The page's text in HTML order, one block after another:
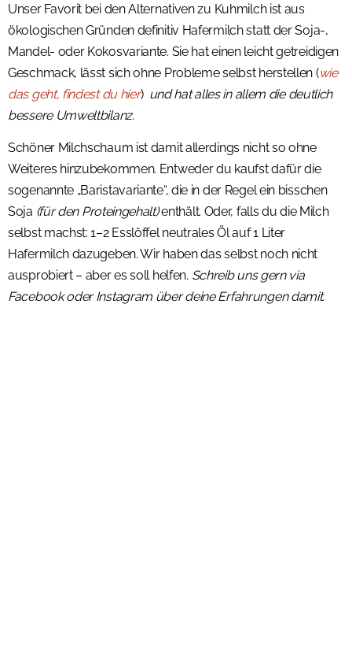
Unser Favorit bei den Alternativen zu Kuhmilch ist aus
ökologischen Gründen definitiv Hafermilch statt der Soja-,
Mandel- oder Kokosvariante. Sie hat einen leicht getreidigen
Geschmack, lässt sich ohne Probleme selbst herstellen (wie
das geht, findest du hier) und hat alles in allem die deutlich
bessere Umweltbilanz.
Schöner Milchschaum ist damit allerdings nicht so ohne
Weiteres hinzubekommen. Entweder du kaufst dafür die
sogenannte „Baristavariante“, die in der Regel ein bisschen
Soja (für den Proteingehalt)enthält. Oder, falls du die Milch
selbst machst: 1–2 Esslöffel neutrales Öl auf 1 Liter
Hafermilch dazugeben. Wir haben das selbst noch nicht
ausprobiert – aber es soll helfen. Schreib uns gern via
Facebook oder Instagram über deine Erfahrungen damit.